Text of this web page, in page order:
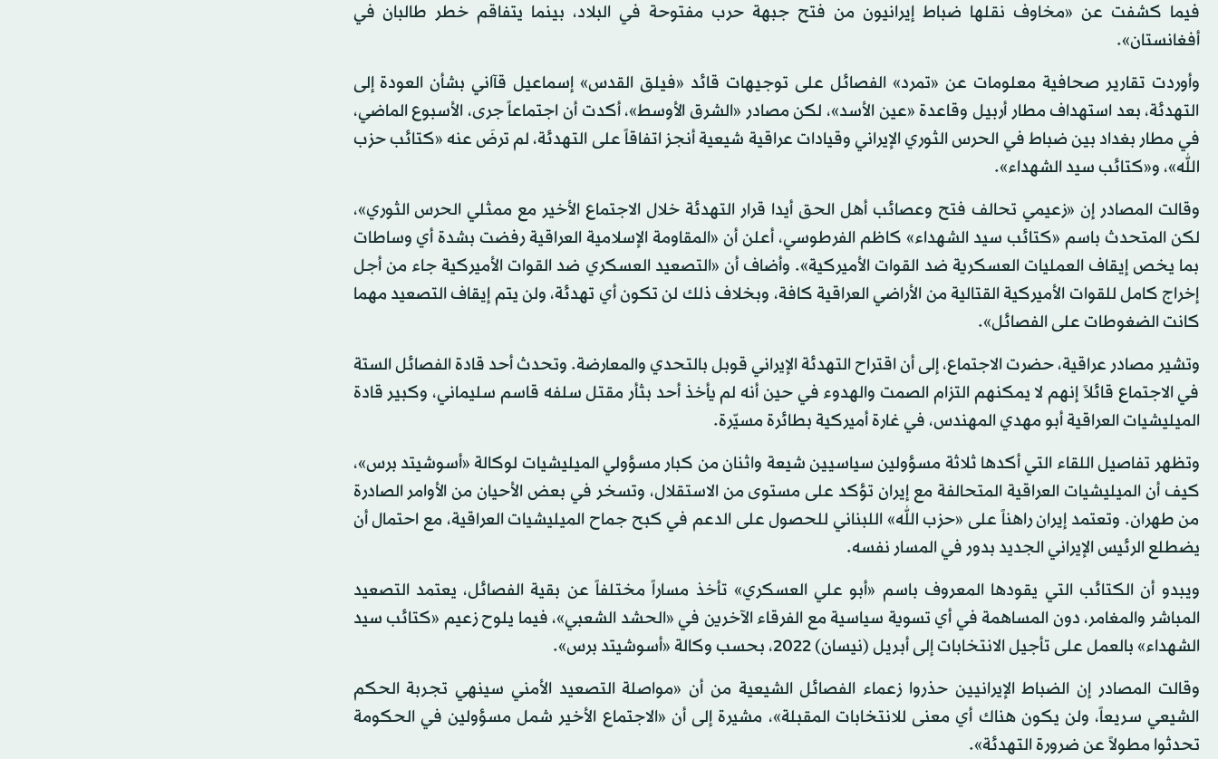
فيما كشفت عن «مخاوف نقلها ضباط إيرانيون من فتح جبهة حرب مفتوحة في البلاد، بينما يتفاقم خطر طالبان في
أفغانستان».
وأوردت تقارير صحافية معلومات عن «تمرد» الفصائل على توجيهات قائد «فيلق القدس» إسماعيل قآاني بشأن العودة إلى
التهدئة، بعد استهداف مطار أربيل وقاعدة «عين الأسد»، لكن مصادر «الشرق الأوسط»، أكدت أن اجتماعاً جرى، الأسبوع الماضي،
في مطار بغداد بين ضباط في الحرس الثوري الإيراني وقيادات عراقية شيعية أنجز اتفاقاً على التهدئة، لم ترضَ عنه «كتائب حزب
الله»، و«كتائب سيد الشهداء».
وقالت المصادر إن «زعيمي تحالف فتح وعصائب أهل الحق أيدا قرار التهدئة خلال الاجتماع الأخير مع ممثلي الحرس الثوري»،
لكن المتحدث باسم «كتائب سيد الشهداء» كاظم الفرطوسي، أعلن أن «المقاومة الإسلامية العراقية رفضت بشدة أي وساطات
بما يخص إيقاف العمليات العسكرية ضد القوات الأميركية». وأضاف أن «التصعيد العسكري ضد القوات الأميركية جاء من أجل
إخراج كامل للقوات الأميركية القتالية من الأراضي العراقية كافة، وبخلاف ذلك لن تكون أي تهدئة، ولن يتم إيقاف التصعيد مهما
كانت الضغوطات على الفصائل».
وتشير مصادر عراقية، حضرت الاجتماع، إلى أن اقتراح التهدئة الإيراني قوبل بالتحدي والمعارضة. وتحدث أحد قادة الفصائل الستة
في الاجتماع قائلاً إنهم لا يمكنهم التزام الصمت والهدوء في حين أنه لم يأخذ أحد بثأر مقتل سلفه قاسم سليماني، وكبير قادة
الميليشيات العراقية أبو مهدي المهندس، في غارة أميركية بطائرة مسيّرة.
وتظهر تفاصيل اللقاء التي أكدها ثلاثة مسؤولين سياسيين شيعة واثنان من كبار مسؤولي الميليشيات لوكالة «أسوشيتد برس»،
كيف أن الميليشيات العراقية المتحالفة مع إيران تؤكد على مستوى من الاستقلال، وتسخر في بعض الأحيان من الأوامر الصادرة
من طهران. وتعتمد إيران راهناً على «حزب الله» اللبناني للحصول على الدعم في كبح جماح الميليشيات العراقية، مع احتمال أن
يضطلع الرئيس الإيراني الجديد بدور في المسار نفسه.
ويبدو أن الكتائب التي يقودها المعروف باسم «أبو علي العسكري» تأخذ مساراً مختلفاً عن بقية الفصائل، يعتمد التصعيد
المباشر والمغامر، دون المساهمة في أي تسوية سياسية مع الفرقاء الآخرين في «الحشد الشعبي»، فيما يلوح زعيم «كتائب سيد
الشهداء» بالعمل على تأجيل الانتخابات إلى أبريل (نيسان) 2022، بحسب وكالة «أسوشيتد برس».
وقالت المصادر إن الضباط الإيرانيين حذروا زعماء الفصائل الشيعية من أن «مواصلة التصعيد الأمني سينهي تجربة الحكم
الشيعي سريعاً، ولن يكون هناك أي معنى للانتخابات المقبلة»، مشيرة إلى أن «الاجتماع الأخير شمل مسؤولين في الحكومة
تحدثوا مطولاً عن ضرورة التهدئة».